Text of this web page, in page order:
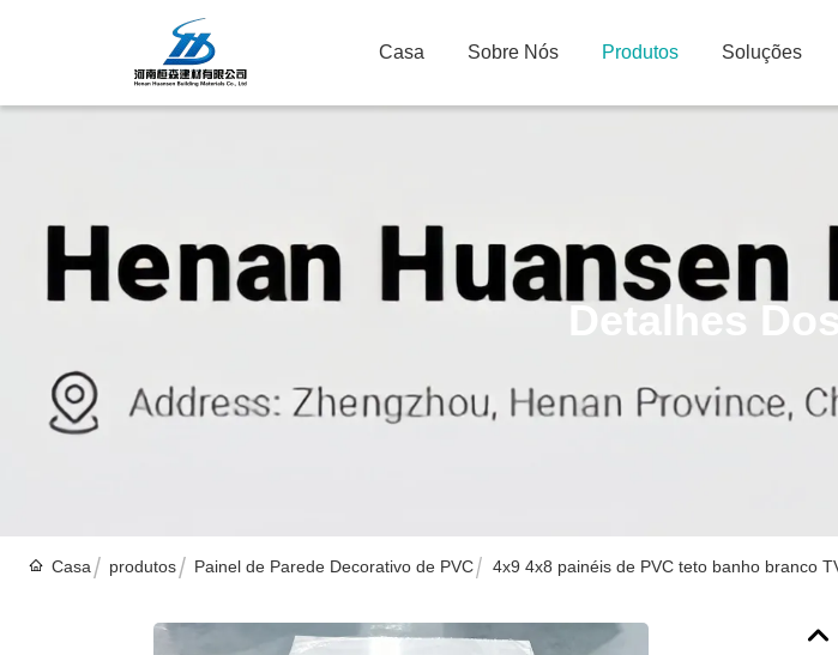
Casa Sobre Nós Produtos Soluções
Detalhes
Casa produtos Painel de Parede Decorativo de PVC 4x9 4x8 painéis de PVC teto banho branco